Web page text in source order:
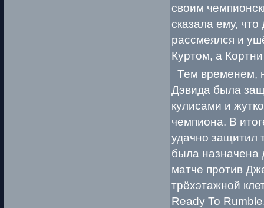
своим
сказала ему,
рассмеялся и
Куртом, а
Тем временем,
Дэвида была
кулисами и
чемпиона. В
удачно защитил
была назначена
матче против
трёхэтажной
Ready To